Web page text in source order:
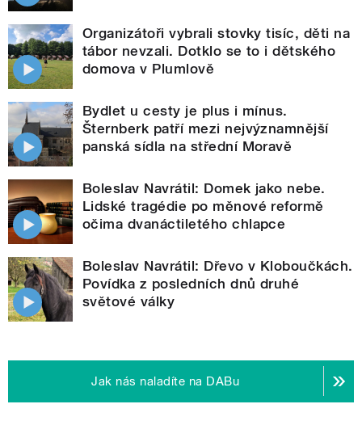
Organizátoři vybrali stovky tisíc, děti na
tábor nevzali. Dotklo se to i dětského
domova v Plumlově
Bydlet u cesty je plus i mínus.
Šternberk patří mezi nejvýznamnější
panská sídla na střední Moravě
Boleslav Navrátil: Domek jako nebe.
Lidské tragédie po měnové reformě
očima dvanáctiletého chlapce
Boleslav Navrátil: Dřevo v Kloboučkách.
Povídka z posledních dnů druhé
světové války
Jak nás naladíte na DABu